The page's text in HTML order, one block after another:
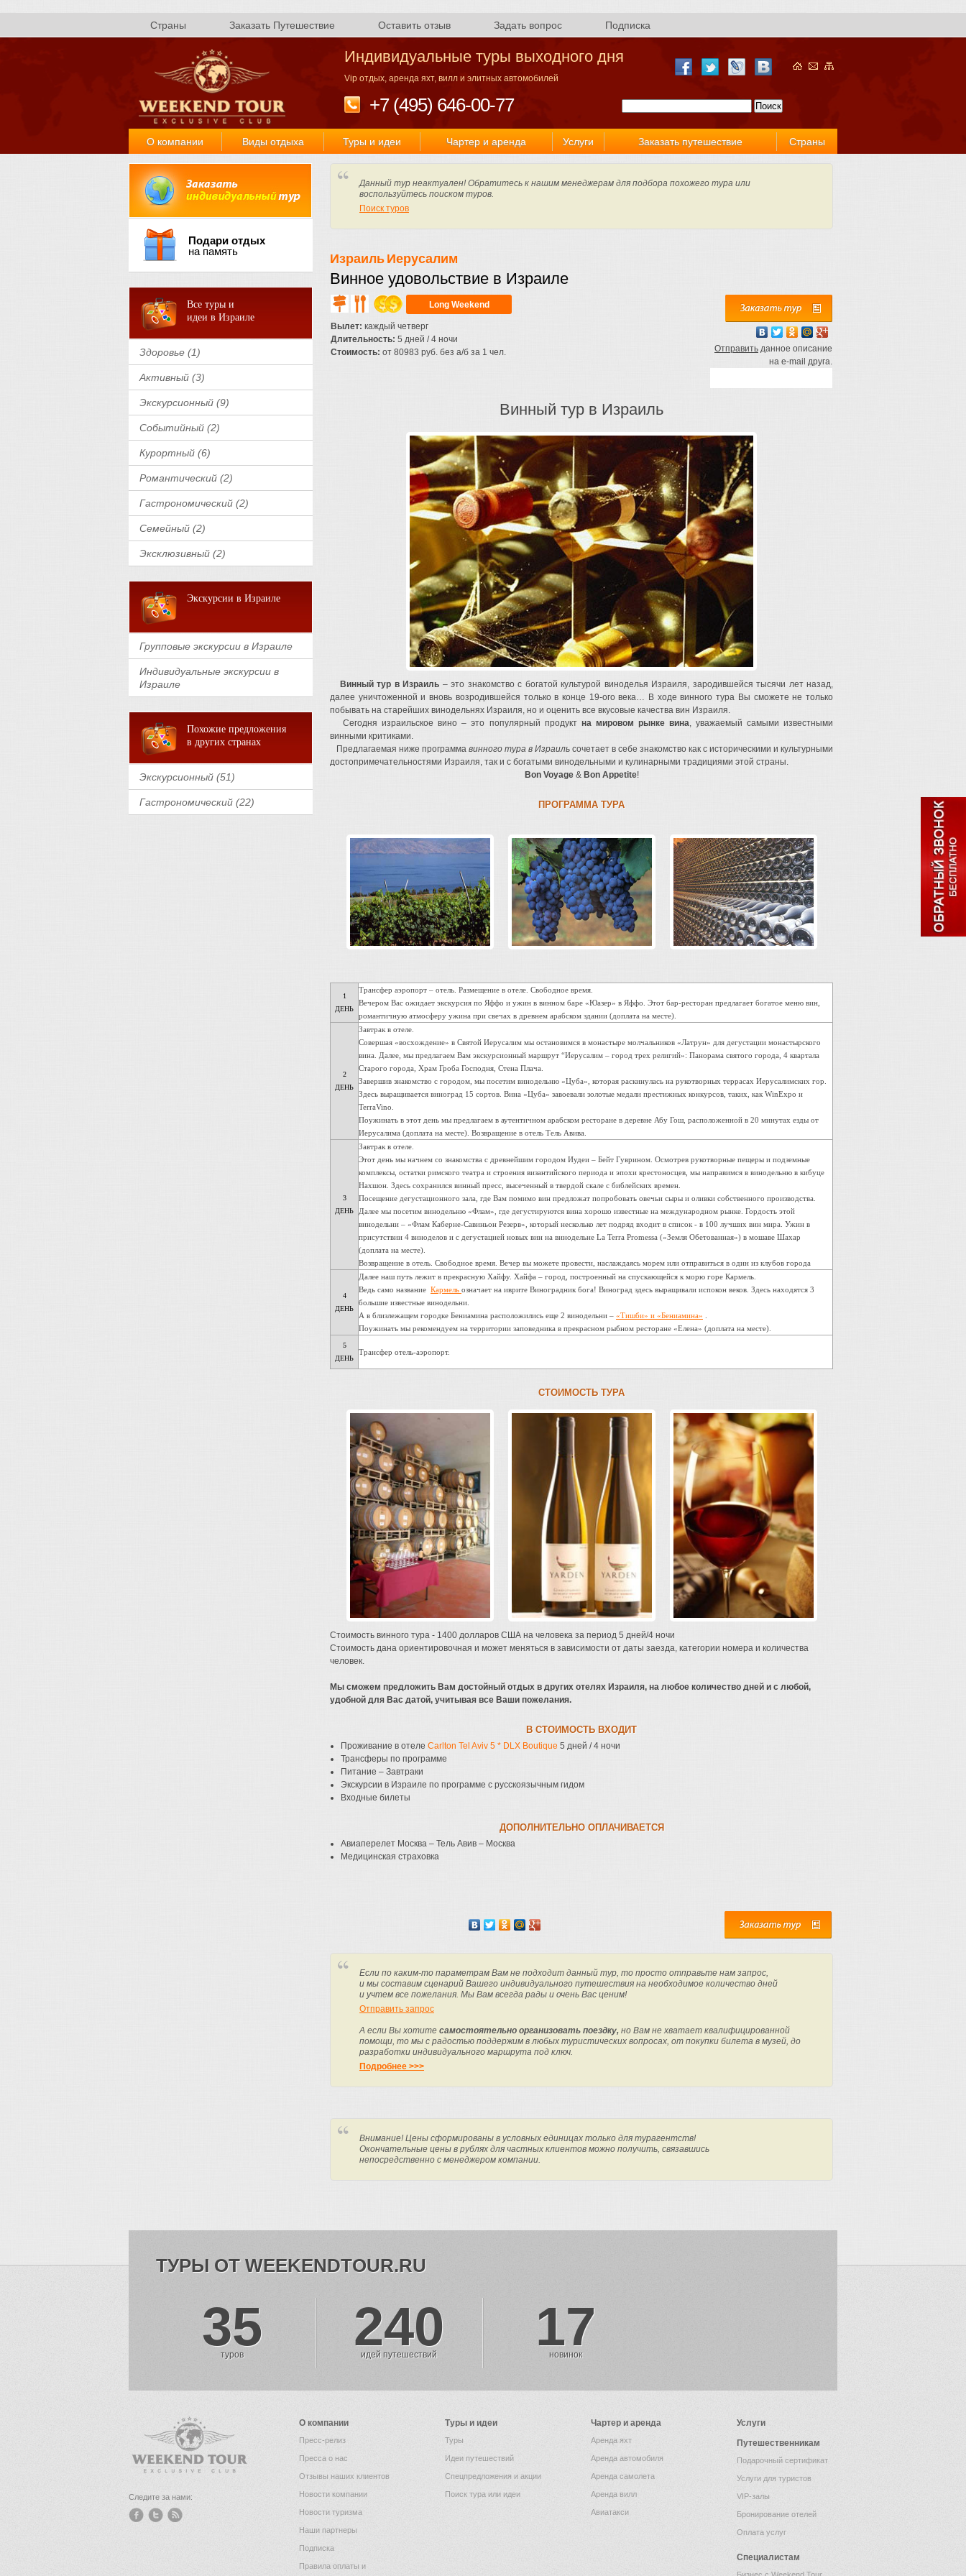
Страны Заказать Путешествие Оставить отзыв Задать вопрос Подписка
Индивидуальные туры выходного дня
Vip отдых, аренда яхт, вилл и элитных автомобилей
+7 (495) 646-00-77
О компании Виды отдыха Туры и идеи Чартер и аренда Услуги Заказать путешествие Страны
Подари отдых
на память
Все туры и
идеи в Израиле
Здоровье (1)
Активный (3)
Экскурсионный (9)
Событийный (2)
Курортный (6)
Романтический (2)
Гастрономический (2)
Семейный (2)
Эксклюзивный (2)
Экскурсии в Израиле
Групповые экскурсии в Израиле
Индивидуальные экскурсии в
Израиле
Похожие предложения
в других странах
Экскурсионный (51)
Гастрономический (22)
Данный тур неактуален! Обратитесь к нашим менеджерам для подбора похожего тура или
воспользуйтесь поиском туров.
Поиск туров
Израиль Иерусалим
Винное удовольствие в Израиле
Long Weekend
Вылет: каждый четверг
Длительность: 5 дней / 4 ночи
Стоимость: от 80983 руб. без а/б за 1 чел. Отправить данное описание
на e-mail друга.
Винный тур в Израиль
Винный тур в Израиль – это знакомство с богатой культурой виноделья Израиля, зародившейся тысячи лет назад,
далее уничтоженной и вновь возродившейся только в конце 19-ого века… В ходе винного тура Вы сможете не только
побывать на старейших винодельнях Израиля, но и оценить все вкусовые качества вин Израиля.
Сегодня израильское вино – это популярный продукт на мировом рынке вина, уважаемый самыми известными
винными критиками.
Предлагаемая ниже программа винного тура в Израиль сочетает в себе знакомство как с историческими и культурными
достопримечательностями Израиля, так и с богатыми винодельными и кулинарными традициями этой страны.
Bon Voyage& Bon Appetite!
ПРОГРАММА ТУРА
1
ДЕНЬ
Трансфер аэропорт – отель. Размещение в отеле. Свободное время.
Вечером Вас ожидает экскурсия по Яффо и ужин в винном баре «Юазер» в Яффо. Этот бар-ресторан предлагает богатое меню вин,
романтичную атмосферу ужина при свечах в древнем арабском здании (доплата на месте).
2
ДЕНЬ
Завтрак в отеле.
Совершая «восхождение» в Святой Иерусалим мы остановимся в монастыре молчальников «Латрун» для дегустации монастырского
вина. Далее, мы предлагаем Вам экскурсионный маршрут “Иерусалим – город трех религий»: Панорама святого города, 4 квартала
Старого города, Храм Гроба Господня, Стена Плача.
Завершив знакомство с городом, мы посетим винодельню «Цуба», которая раскинулась на рукотворных террасах Иерусалимских гор.
Здесь выращивается виноград 15 сортов. Вина «Цуба» завоевали золотые медали престижных конкурсов, таких, как WinExpo и
TerraVino.
Поужинать в этот день мы предлагаем в аутентичном арабском ресторане в деревне Абу Гош, расположенной в 20 минутах езды от
Иерусалима (доплата на месте). Возвращение в отель Тель Авива.
3
ДЕНЬ
Завтрак в отеле.
Этот день мы начнем со знакомства с древнейшим городом Иудеи – Бейт Гуврином. Осмотрев рукотворные пещеры и подземные
комплексы, остатки римского театра и строения византийского периода и эпохи крестоносцев, мы направимся в винодельню в кибуце
Нахшон. Здесь сохранился винный пресс, высеченный в твердой скале с библейских времен.
Посещение дегустационного зала, где Вам помимо вин предложат попробовать овечьи сыры и оливки собственного производства.
Далее мы посетим винодельню «Флам», где дегустируются вина хорошо известные на международном рынке. Гордость этой
винодельни – «Флам Каберне-Савиньон Резерв», который несколько лет подряд входит в список - в 100 лучших вин мира. Ужин в
присутствии 4 виноделов и с дегустацией новых вин на винодельне La Terra Promessa («Земля Обетованная») в мошаве Шахар
(доплата на месте).
Возвращение в отель. Свободное время. Вечер вы можете провести, наслаждаясь морем или отправиться в один из клубов города
4
ДЕНЬ
Далее наш путь лежит в прекрасную Хайфу. Хайфа – город, построенный на спускающейся к морю горе Кармель.
Ведь само название Кармель означает на иврите Виноградник бога! Виноград здесь выращивали испокон веков. Здесь находятся 3
большие известные винодельни.
А в близлежащем городке Бениамина расположились еще 2 винодельни – «Тишби» и «Бениамина»
Поужинать мы рекомендуем на территории заповедника в прекрасном рыбном ресторане «Елена» (доплата на месте).
5
ДЕНЬ
Трансфер отель-аэропорт.
СТОИМОСТЬ ТУРА
Стоимость винного тура - 1400 долларов США на человека за период 5 дней/4 ночи
Стоимость дана ориентировочная и может меняться в зависимости от даты заезда, категории номера и количества
человек.
Мы сможем предложить Вам достойный отдых в других отелях Израиля, на любое количество дней и с любой,
удобной для Вас датой, учитывая все Ваши пожелания.
В СТОИМОСТЬ ВХОДИТ
Проживание в отеле Carlton Tel Aviv 5 * DLX Boutique 5 дней / 4 ночи
Трансферы по программе
Питание – Завтраки
Экскурсии в Израиле по программе с русскоязычным гидом
Входные билеты
ДОПОЛНИТЕЛЬНО ОПЛАЧИВАЕТСЯ
Авиаперелет Москва – Тель Авив – Москва
Медицинская страховка
Если по каким-то параметрам Вам не подходит данный тур, то просто отправьте нам запрос,
и мы составим сценарий Вашего индивидуального путешествия на необходимое количество дней
и учтем все пожелания. Мы Вам всегда рады и очень Вас ценим!
Отправить запрос
А если Вы хотите самостоятельно организовать поездку, но Вам не хватает квалифицированной
помощи, то мы с радостью поддержим в любых туристических вопросах, от покупки билета в музей, до
разработки индивидуального маршрута под ключ.
Подробнее >>>
Внимание! Цены сформированы в условных единицах только для турагентств!
Окончательные цены в рублях для частных клиентов можно получить, связавшись
непосредственно с менеджером компании.
ТУРЫ ОТ WEEKENDTOUR.RU
35
туров 240
идей путешествий 17
новинок
Следите за нами:
О компании
Пресс-релиз
Пресса о нас
Отзывы наших клиентов
Новости компании
Новости туризма
Наши партнеры
Подписка
Правила оплаты и
Туры и идеи
Туры
Идеи путешествий
Спецпредложения и акции
Поиск тура или идеи
Чартер и аренда
Аренда яхт
Аренда автомобиля
Аренда самолета
Аренда вилл
Авиатакси
Услуги
Путешественникам
Подарочный сертификат
Услуги для туристов
VIP-залы
Бронирование отелей
Оплата услуг
Специалистам